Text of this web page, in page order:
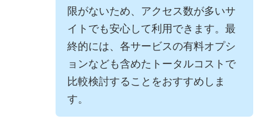
限がないため、アクセス数が多いサ
イトでも安心して利用できます。最
終的には、各サービスの有料オプシ
ョンなども含めたトータルコストで
比較検討することをおすすめしま
す。